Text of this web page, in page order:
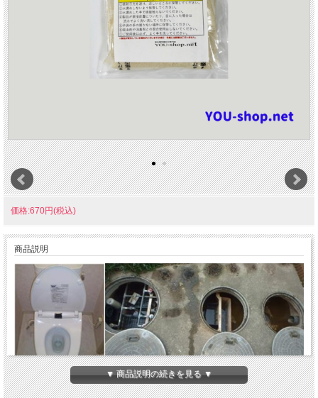
価格:670円(税込)
商品説明
トイレに袋のまま投入！各槽に袋のまま投入！
▼ 商品説明の続きを見る ▼